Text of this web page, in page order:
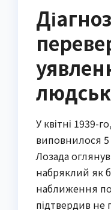
У квітні 1939-
виповнилося 5
Лозада оглянув
набряклий як
наближення
підтвердив не